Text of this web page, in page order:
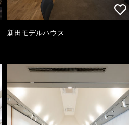
新田モデルハウス